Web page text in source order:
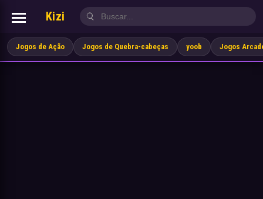
Kizi
Jogos de Ação Jogos de Quebra-cabeças yoob Jogos